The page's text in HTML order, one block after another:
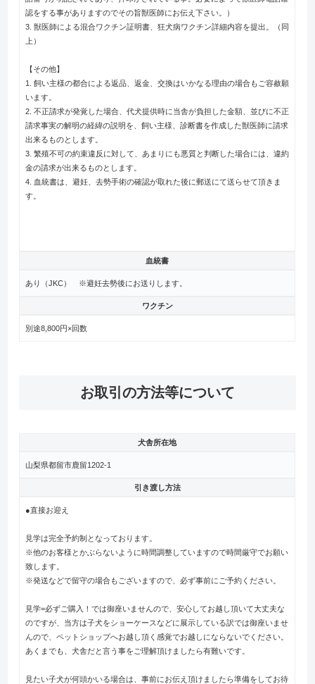
認をする事がありますのでその旨獣医師にお伝え下さい。）
3. 獣医師による混合ワクチン証明書、狂犬病ワクチン詳細内容を提出。（同
上）
【その他】
1. 飼い主様の都合による返品、返金、交換はいかなる理由の場合もご容赦願
います。
2. 不正請求が発覚した場合、代犬提供時に当舎が負担した金額、並びに不正
請求事実の解明の経緯の説明を、飼い主様、診断書を作成した獣医師に請求
出来るものとします。
3. 繁殖不可の約束違反に対して、あまりにも悪質と判断した場合には、違約
金の請求が出来るものとします。
4. 血統書は、避妊、去勢手術の確認が取れた後に郵送にて送らせて頂きま
す。
血統書
あり（JKC） ※避妊去勢後にお送りします。
ワクチン
別途8,800円×回数
お取引の方法等について
犬舎所在地
山梨県都留市鹿留1202-1
引き渡し方法
●直接お迎え
見学は完全予約制となっております。
※他のお客様とかぶらないように時間調整していますので時間厳守でお願い
致します。
※発送などで留守の場合もございますので、必ず事前にご予約ください。
見学=必ずご購入！では御座いませんので、安心してお越し頂いて大丈夫な
のですが、当方は子犬をショーケースなどに展示している訳では御座いませ
んので、ペットショップへお越し頂く感覚でお越しにならないでください。
あくまでも、犬舎だと言う事をご理解頂けましたら有難いです。
見たい子犬が何頭かいる場合は、事前にお伝え頂けましたら準備をしてお待